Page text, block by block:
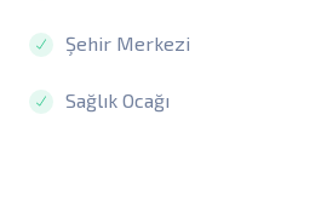
Şehir Merkezi
Sağlık Ocağı